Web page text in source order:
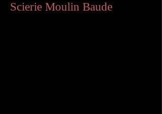
Scierie Moulin Baude